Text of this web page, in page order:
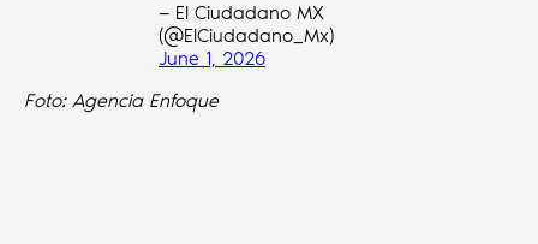
— El Ciudadano MX
(@ElCiudadano_Mx)
June 1, 2026
Foto: Agencia Enfoque